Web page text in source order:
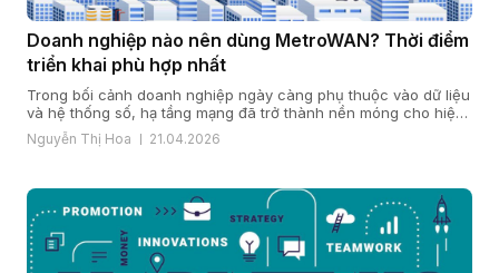
Doanh nghiệp nào nên dùng MetroWAN? Thời điểm
triển khai phù hợp nhất
Trong bối cảnh doanh nghiệp ngày càng phụ thuộc vào dữ liệu
và hệ thống số, hạ tầng mạng đã trở thành nền móng cho hiệu
quả vận hành và năng lực cạnh tranh. Khi quy mô mở rộng, chi
nhánh gia tăng và yêu cầu bảo mật, ổn định ngày càng cao,
Nguyễn Thị Hoa 21.04.2026